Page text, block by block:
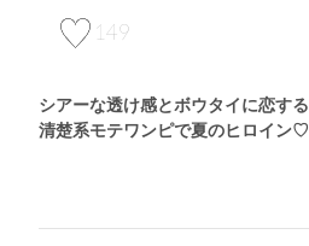
149
シアーな透け感とボウタイに恋する
清楚系モテワンピで夏のヒロイン♡